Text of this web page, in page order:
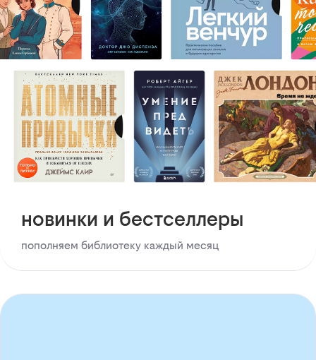
новинки и бестселлеры
пополняем библиотеку каждый месяц